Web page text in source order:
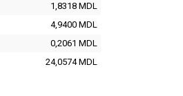
1,8318 MDL
4,9400 MDL
0,2061 MDL
24,0574 MDL